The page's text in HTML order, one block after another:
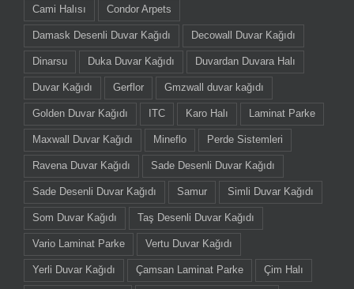
Cami Halısı Condor Arpets
Damask Desenli Duvar Kağıdı Decowall Duvar Kağıdı
Dinarsu Duka Duvar Kağıdı Duvardan Duvara Halı
Duvar Kağıdı Gerflor Gmzwall duvar kağıdı
Golden Duvar Kağıdı ITC Karo Halı Laminat Parke
Maxwall Duvar Kağıdı Mineflo Perde Sistemleri
Ravena Duvar Kağıdı Sade Desenli Duvar Kağıdı
Sade Desenli Duvar Kağıdı Samur Simli Duvar Kağıdı
Som Duvar Kağıdı Taş Desenli Duvar Kağıdı
Vario Laminat Parke Vertu Duvar Kağıdı
Yerli Duvar Kağıdı Çamsan Laminat Parke Çim Halı